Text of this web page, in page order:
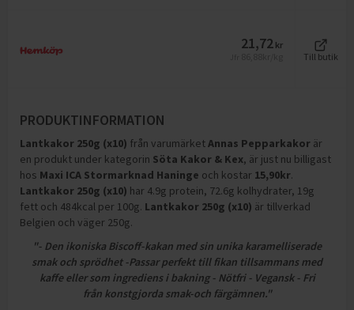
21,72 kr
Till butik
PRODUKTINFORMATION
Lantkakor 250g (x10) från varumärketAnnas Pepparkakor är
en produkt under kategorin Söta Kakor & Kex, är just nu billigast
hos Maxi ICA Stormarknad Haninge och kostar 15,90kr.
Lantkakor 250g (x10) har 4.9g protein, 72.6g kolhydrater, 19g
fett och 484kcal per 100g. Lantkakor 250g (x10) är tillverkad
Belgien och väger 250g.
"- Den ikoniska Biscoff-kakan med sin unika karamelliserade
smak och sprödhet -Passar perfekt till fikan tillsammans med
kaffe eller som ingrediens i bakning - Nötfri - Vegansk - Fri
från konstgjorda smak-och färgämnen."